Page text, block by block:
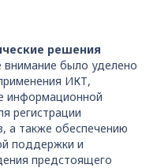
решения
внимание было уделено
ИКТ,
информационной
регистрации
а также обеспечению
поддержки и
предстоящего